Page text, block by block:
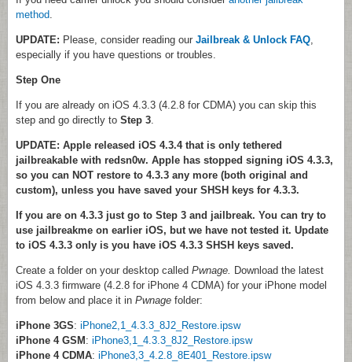
method.
UPDATE: Please, consider reading our Jailbreak & Unlock FAQ,
especially if you have questions or troubles.
Step One
If you are already on iOS 4.3.3 (4.2.8 for CDMA) you can skip this
step and go directly to Step 3.
UPDATE: Apple released iOS 4.3.4 that is only tethered
jailbreakable with redsn0w. Apple has stopped signing iOS 4.3.3,
so you can NOT restore to 4.3.3 any more (both original and
custom), unless you have saved your SHSH keys for 4.3.3.
If you are on 4.3.3 just go to Step 3 and jailbreak. You can try to
use jailbreakme on earlier iOS, but we have not tested it. Update
to iOS 4.3.3 only is you have iOS 4.3.3 SHSH keys saved.
Create a folder on your desktop called Pwnage. Download the latest
iOS 4.3.3 firmware (4.2.8 for iPhone 4 CDMA) for your iPhone model
from below and place it in Pwnage folder:
iPhone 3GS: iPhone2,1_4.3.3_8J2_Restore.ipsw
iPhone 4 GSM : iPhone3,1_4.3.3_8J2_Restore.ipsw
iPhone 4 CDMA: iPhone3,3_4.2.8_8E401_Restore.ipsw